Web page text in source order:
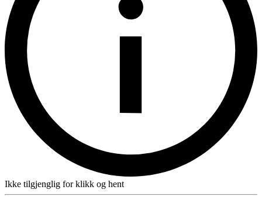
Ikke tilgjenglig for klikk og hent